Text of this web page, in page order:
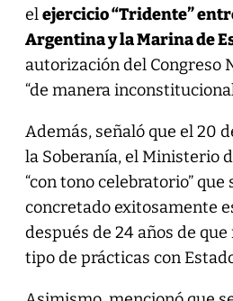
elejercicio “Tridente”
Argentina y la Marina de
autorización del Congreso
“de manera
Además, señaló que el 20
la Soberanía, el Ministerio
“con tono celebratorio” que
concretado exitosamente
después de 24 años de
tipo de prácticas con